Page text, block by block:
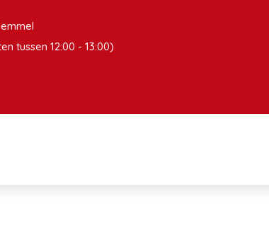
tussen 12:00 - 13:00)